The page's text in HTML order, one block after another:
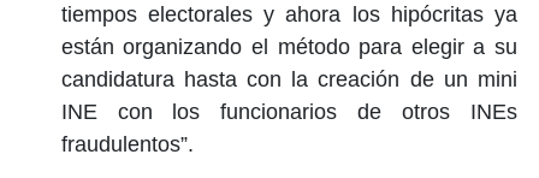
tiempos electorales y ahora los hipócritas ya
están organizando el método para elegir a su
candidatura hasta con la creación de un mini
INE con los funcionarios de otros INEs
fraudulentos”.